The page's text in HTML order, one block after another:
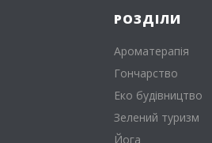
РОЗДІЛИ
Ароматерапія
Гончарство
Еко будівництво
Зелений туризм
Йога